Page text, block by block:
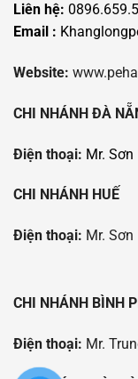
Liên hệ:
Email :
Website:
CHI NHÁNH ĐÀ
Điện thoại: Mr. Sơn
CHI NHÁNH HUẾ
Điện thoại: Mr. Sơn
CHI NHÁNH BÌNH
Điện thoại: Mr.